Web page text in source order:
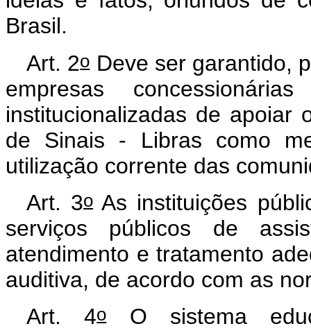
Brasil.
Art. 2oDeve ser garantido,
empresas
institucionalizadas de apoiar
de Sinais - Libras como
utilização corrente das
Art. 3oAs instituições
serviços públicos de
atendimento e tratamento
auditiva, de acordo com as
Art. 4oO sistema